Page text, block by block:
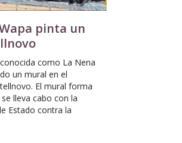
pinta un
como La Nena
un mural en el
El mural forma
lleva cabo con la
Estado contra la